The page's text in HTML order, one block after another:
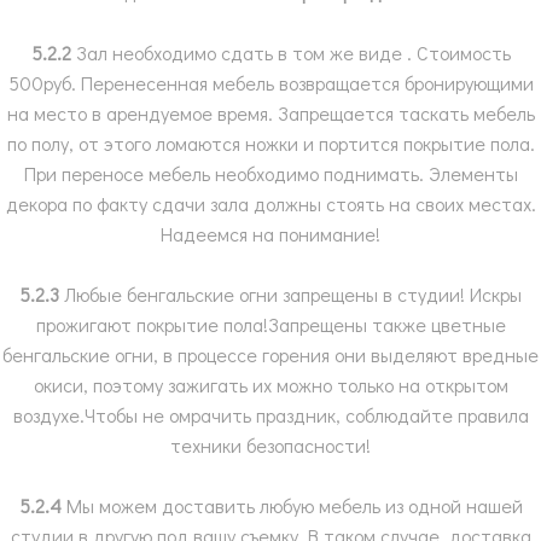
5.2.2 Зал необходимо сдать в том же виде . Стоимость
500руб. Перенесенная мебель возвращается бронирующими
на место в арендуемое время. Запрещается таскать мебель
по полу, от этого ломаются ножки и портится покрытие пола.
При переносе мебель необходимо поднимать. Элементы
декора по факту сдачи зала должны стоять на своих местах.
Надеемся на понимание!
5.2.3 Любые бенгальские огни запрещены в студии! Искры
прожигают покрытие пола!Запрещены также цветные
бенгальские огни, в процессе горения они выделяют вредные
окиси, поэтому зажигать их можно только на открытом
воздухе.Чтобы не омрачить праздник, соблюдайте правила
техники безопасности!
5.2.4 Мы можем доставить любую мебель из одной нашей
студии в другую под вашу съемку. В таком случае, доставка